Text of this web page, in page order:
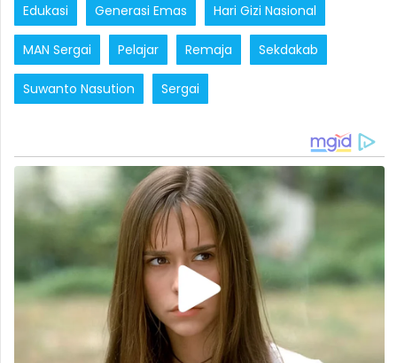
Edukasi Generasi Emas Hari Gizi Nasional
MAN Sergai Pelajar Remaja Sekdakab
Suwanto Nasution Sergai